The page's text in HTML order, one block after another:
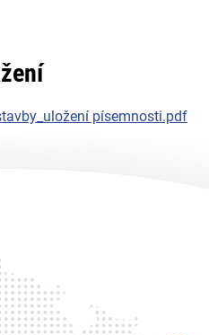
písemnosti.pdf